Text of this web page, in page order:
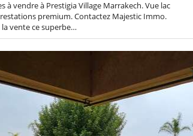
vendre à Prestigia Village Marrakech. Vue lac
premium. Contactez Majestic Immo.
vente ce superbe…